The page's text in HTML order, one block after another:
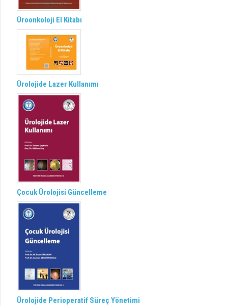
Üroonkoloji El Kitabı
Ürolojide Lazer Kullanımı
Çocuk Ürolojisi Güncelleme
Ürolojide Perioperatif Süreç Yönetimi